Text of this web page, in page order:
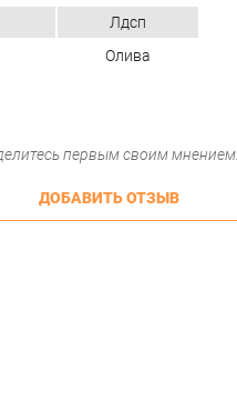
Лдсп
Олива
первым своим мнением.
ДОБАВИТЬ ОТЗЫВ